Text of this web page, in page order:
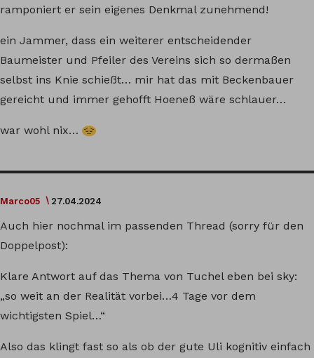
ramponiert er sein eigenes Denkmal zunehmend!
ein Jammer, dass ein weiterer entscheidender
Baumeister und Pfeiler des Vereins sich so dermaßen
selbst ins Knie schießt… mir hat das mit Beckenbauer
gereicht und immer gehofft Hoeneß wäre schlauer…
war wohl nix…
Marco05 27.04.2024
Auch hier nochmal im passenden Thread (sorry für den
Doppelpost):
Klare Antwort auf das Thema von Tuchel eben bei sky:
„so weit an der Realität vorbei…4 Tage vor dem
wichtigsten Spiel…“
Also das klingt fast so als ob der gute Uli kognitiv einfach